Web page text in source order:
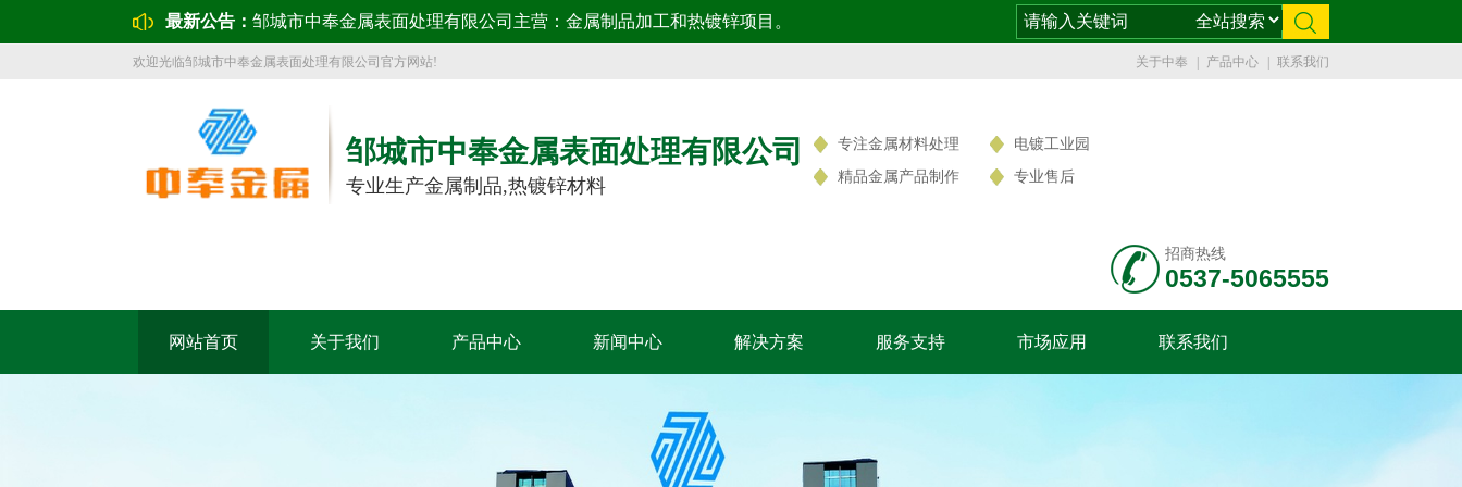
最新公告： 邹城市中奉金属表面处理有限公司主营：金属制品加工和热镀锌项目。
欢迎光临邹城市中奉金属表面处理有限公司官方网站! 关于中奉 产品中心 联系我们
邹城市中奉金属表面处理有限公司
专业生产金属制品,热镀锌材料
专注金属材料处理
电镀工业园
精品金属产品制作
专业售后
招商热线
0537-5065555
网站首页 关于我们 产品中心 新闻中心 解决方案 服务支持 市场应用 联系我们